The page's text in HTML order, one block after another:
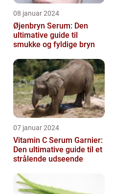
08 januar 2024
Øjenbryn Serum: Den
ultimative guide til
smukke og fyldige bryn
07 januar 2024
Vitamin C Serum Garnier:
Den ultimative guide til et
strålende udseende